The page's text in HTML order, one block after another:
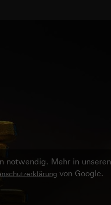
notwendig. Mehr in unseren
von Google.